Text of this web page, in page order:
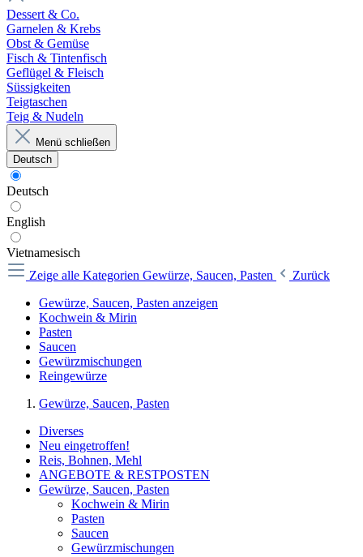
Dessert & Co.
Garnelen & Krebs
Obst & Gemüse
Fisch & Tintenfisch
Geflügel & Fleisch
Süssigkeiten
Teigtaschen
Teig & Nudeln
Menü schließen
Deutsch
Deutsch
English
Vietnamesisch
Zeige alle Kategorien Gewürze, Saucen, Pasten
Zurück
Gewürze, Saucen, Pasten anzeigen
Kochwein & Mirin
Pasten
Saucen
Gewürzmischungen
Reingewürze
Gewürze, Saucen, Pasten
Diverses
Neu eingetroffen!
Reis, Bohnen, Mehl
ANGEBOTE & RESTPOSTEN
Gewürze, Saucen, Pasten
Kochwein & Mirin
Pasten
Saucen
Gewürzmischungen